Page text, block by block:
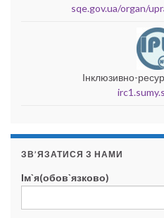
sqe.gov.ua/organ/
Інклюзивно-
ЗВ’ЯЗАТИСЯ З НАМИ
Ім`я(обов`язково)